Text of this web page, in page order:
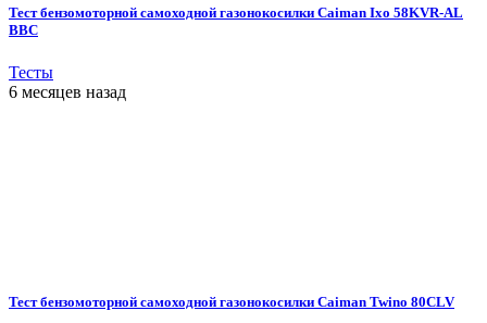
Тест бензомоторной самоходной газонокосилки Caiman Ixo 58KVR-AL
BBC
Тесты
6 месяцев назад
Тест бензомоторной самоходной газонокосилки Caiman Twino 80CLV